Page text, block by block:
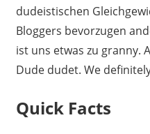
dudeistischen
Bloggers bevorzugen
ist uns etwas zu granny.
Dude dudet. We
Quick Facts